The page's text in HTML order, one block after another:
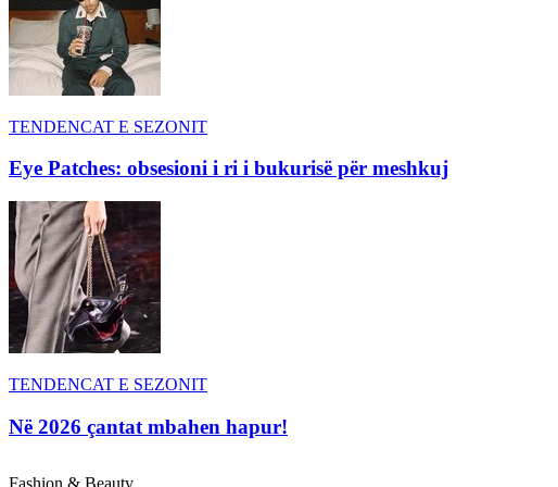
TENDENCAT E SEZONIT
Eye Patches: obsesioni i ri i bukurisë për meshkuj
TENDENCAT E SEZONIT
Në 2026 çantat mbahen hapur!
Fashion & Beauty